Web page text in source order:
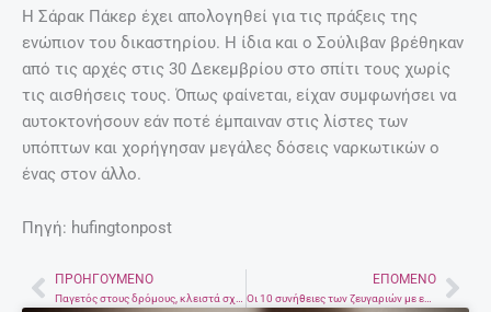
Η Σάρακ Πάκερ έχει απολογηθεί για τις πράξεις της
ενώπιον του δικαστηρίου. Η ίδια και ο Σούλιβαν βρέθηκαν
από τις αρχές στις 30 Δεκεμβρίου στο σπίτι τους χωρίς
τις αισθήσεις τους. Όπως φαίνεται, είχαν συμφωνήσει να
αυτοκτονήσουν εάν ποτέ έμπαιναν στις λίστες των
υπόπτων και χορήγησαν μεγάλες δόσεις ναρκωτικών ο
ένας στον άλλο.
Πηγή: hufingtonpost
Prev
ΠΡΟΗΓΟΎΜΕΝΟ ΕΠΌΜΕΝΟ
Οι 10 συνήθειες των ζευγαριών με ευτυχισμένες σχέσεις, σύμφωνα με τους ειδικούς.